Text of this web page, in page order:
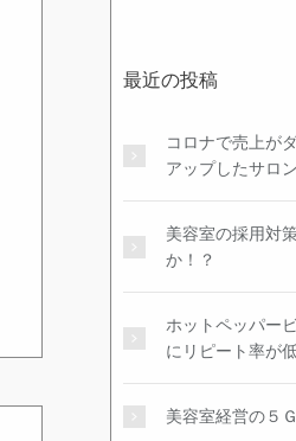
最近の投稿
コロナで売上が
アップしたサロ
美容室の採用対
か！？
ホットペッパー
にリピート率が
美容室経営の５